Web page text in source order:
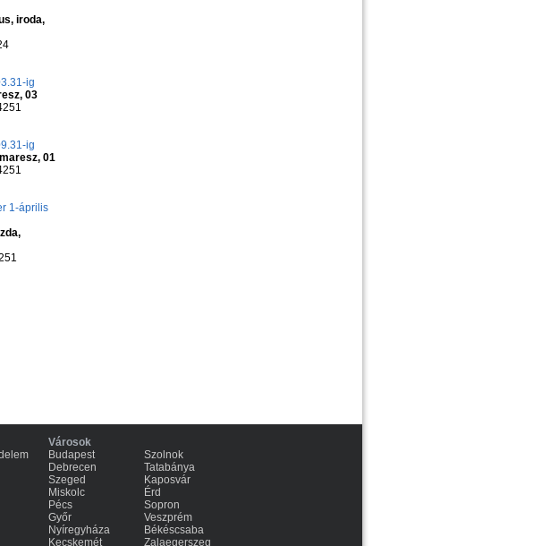
iroda,
ig
03
ig
01
1-április
Városok
Budapest
Debrecen
Szeged
Miskolc
Pécs
Győr
Nyíregyháza
Kecskemét
Szolnok
Tatabánya
Kaposvár
Érd
Sopron
Veszprém
Békéscsaba
Zalaegerszeg